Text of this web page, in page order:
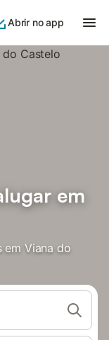
Abrir no app
em
em Viana do